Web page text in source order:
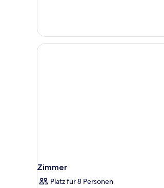
Zimmer
Platz für 8 Personen